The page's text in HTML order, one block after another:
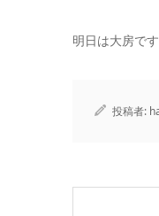
明日は大房で
投稿者: